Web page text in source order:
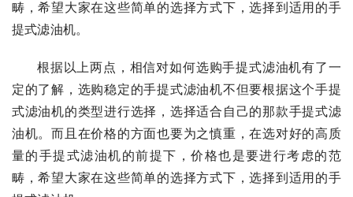
畴，希望大家在这些简单的选择方式下，选择到适用的手
提式滤油机。
根据以上两点，相信对如何选购手提式滤油机有了一
定的了解，选购稳定的手提式滤油机不但要根据这个手提
式滤油机的类型进行选择，选择适合自己的那款手提式滤
油机。而且在价格的方面也要为之慎重，在选对好的高质
量的手提式滤油机的前提下，价格也是要进行考虑的范
畴，希望大家在这些简单的选择方式下，选择到适用的手